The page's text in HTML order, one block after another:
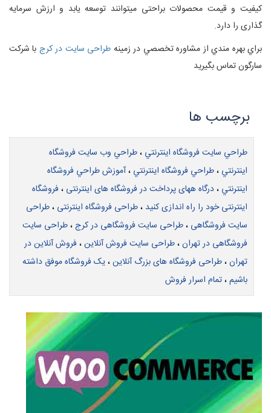
کیفیت و قیمت محصولات براحتی میتوانند توسعه یابد و ارزش سرمایه
گذاری را دارد.
براي بهره مندي از مشاوره تخصصي در زمینه طراحی سایت در کرج با شرکت
سارگون تماس بگيريد
طراحي سايت فروشگاه اينترنتي ،طراحي وب سايت فروشگاه
اينترنتي ،طراحي فروشگاه اينترنتي ،آموزش طراحي فروشگاه
اينترنتي ،درگاه ههای پرداخت در فروشگاه های اینترنتی ، فروشگاه
اینترنتی خود را راه اندازی کنید ،طراحی فروشگاه اینترنتی ،طراحی
سایت فروشگاهی ،طراحی سایت فروشگاهی در کرج،طراحی سایت
فروشگاهی در تهران،طراحی سایت فروش آنلاین، فروش آنلاین در
تهران،طراحی فروشگاه های بزرگ آنلاین،یک فروشگاه موفق داشته
باشیم،تمام اسرار فروش